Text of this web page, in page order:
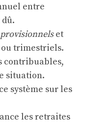
entre
et
trimestriels.
contribuables,
situation.
système sur les
les retraites